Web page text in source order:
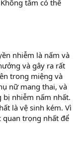
tắm có thể
nhiễm là nấm và
và gây ra rất
trong miệng và
nữ mang thai, và
bị nhiễm nấm nhất.
là vệ sinh kém. Vì
quan trọng nhất để